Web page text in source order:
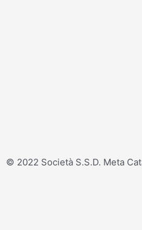
© 2022 Società S.S.D. Meta